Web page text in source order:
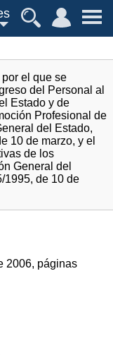
el que se
del Personal al
Estado y de
Profesional de
del Estado,
10 de marzo, y el
de los
General del
1995, de 10 de
2006, páginas